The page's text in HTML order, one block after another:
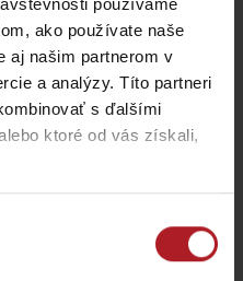
používame
ako používate naše
aj našim partnerom v
a analýzy. Títo partneri
s ďalšími
ktoré od vás získali,
aj ďalšie články
Chládok na Liptove